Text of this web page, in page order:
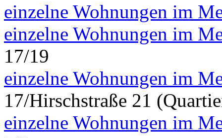
einzelne Wohnungen im
einzelne Wohnungen im
17/19
einzelne Wohnungen im
17/Hirschstraße 21
einzelne Wohnungen im